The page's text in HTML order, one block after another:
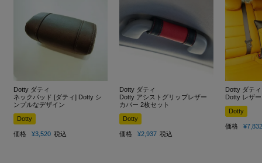
Dotty ダティ
ネックパッド [ダティ] Dotty シ
ンプルなデザイン
Dotty
価格 ¥3,520 税込
Dotty ダティ
Dotty アシストグリップレザー
カバー 2枚セット
Dotty
価格 ¥2,937 税込
Dotty ダティ
Dotty レザ
Dotty
価格 ¥7,832